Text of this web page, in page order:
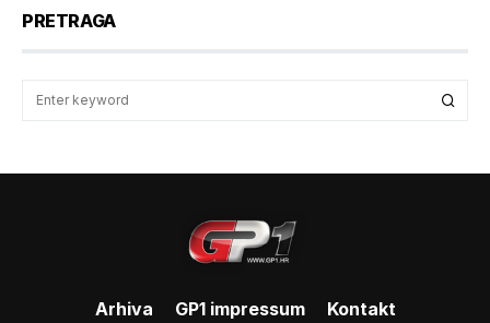
PRETRAGA
Arhiva GP1 impressum Kontakt